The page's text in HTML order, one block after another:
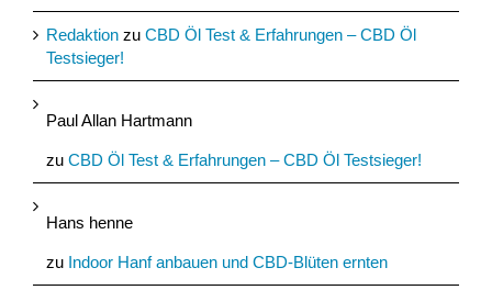
Redaktion zu CBD Öl Test & Erfahrungen – CBD Öl
Testsieger!
Paul Allan Hartmann
zu CBD Öl Test & Erfahrungen – CBD Öl Testsieger!
Hans henne
zu Indoor Hanf anbauen und CBD-Blüten ernten